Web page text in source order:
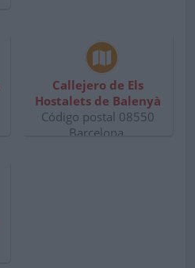
Callejero de Els
Hostalets de Balenyà
Código postal 08550
Barcelona.